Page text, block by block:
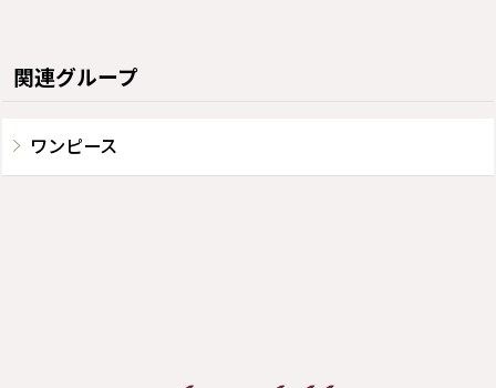
関連グループ
ワンピース